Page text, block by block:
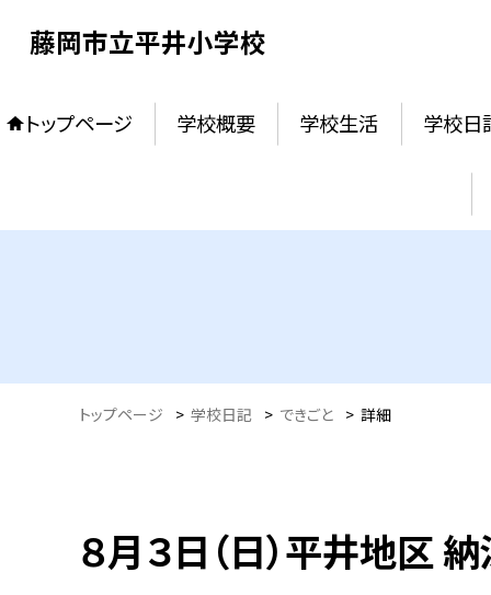
藤岡市立平井小学校
トップページ 学校概要 学校生活 学校日
トップページ > 学校日記 > できごと > 詳細
８月３日（日）平井地区